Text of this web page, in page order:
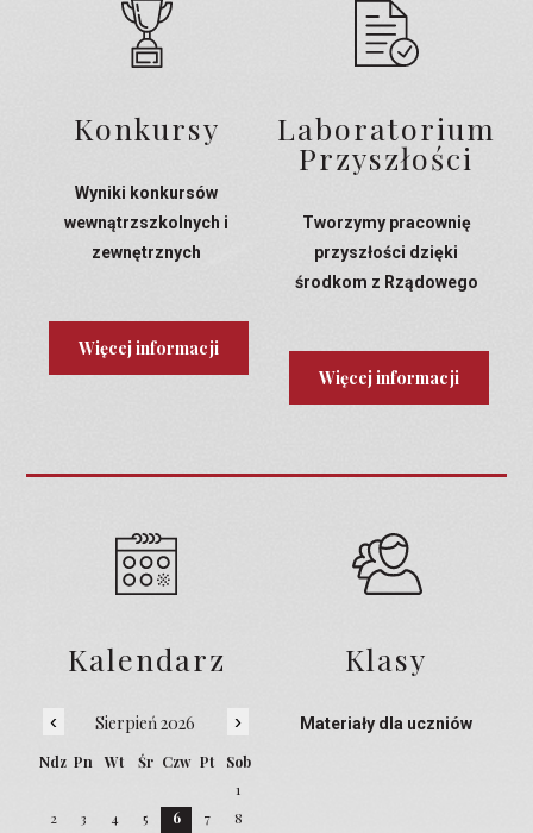
Konkursy
Wyniki konkursów
wewnątrzszkolnych i
zewnętrznych
Więcej informacji
Laboratorium
Przyszłości
Tworzymy pracownię
przyszłości dzięki
środkom z Rządowego
Więcej informacji
Kalendarz
‹ Sierpień 2026 ›
Ndz Pn Wt Śr Czw Pt
Sob
1
2
3 4 5 6 7
8
Klasy
Materiały dla uczniów